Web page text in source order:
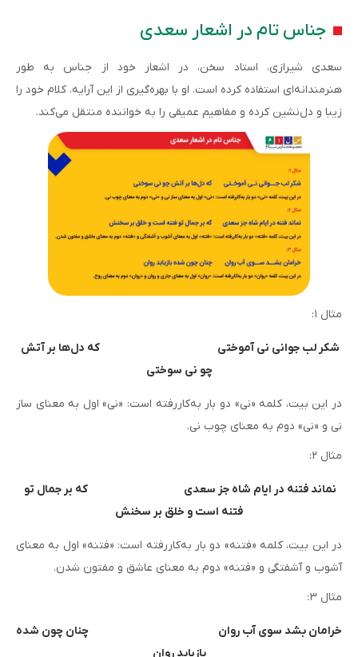
جناس تام در اشعار سعدی
سعدی شیرازی، استاد سخن، در اشعار خود از جناس به طور
هنرمندانه‌ای استفاده کرده است. او با بهره‌گیری از این آرایه، کلام خود را
زیبا و دل‌نشین کرده و مفاهیم عمیقی را به خواننده منتقل می‌کند.
مثال ۱:
چو نی سوختی
در این بیت، کلمه «نی» دو بار به‌کاررفته است: «نی» اول به معنای ساز
نی و «نی» دوم به معنای چوب نی.
مثال ۲:
فتنه است و خلق بر سخنش
در این بیت، کلمه «فتنه» دو بار به‌کاررفته است: «فتنه» اول به معنای
آشوب و آشفتگی و «فتنه» دوم به معنای عاشق و مفتون شدن.
مثال ۳:
بازیابد روان